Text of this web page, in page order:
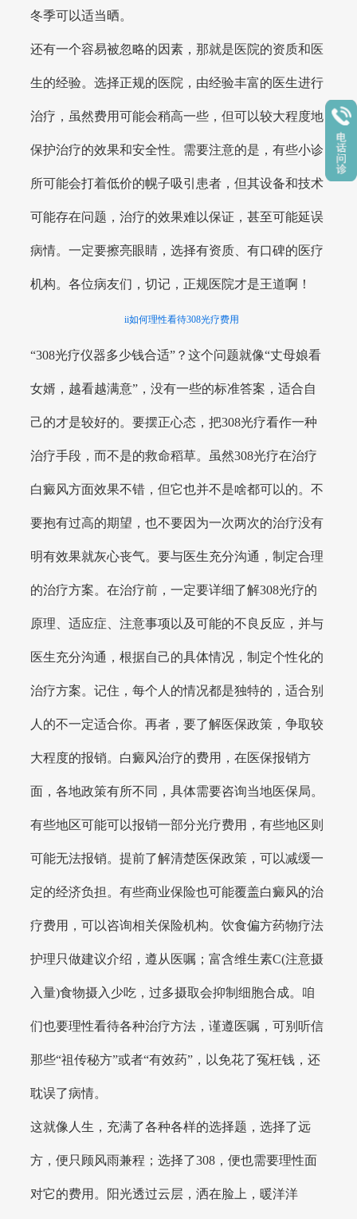
冬季可以适当晒。
还有一个容易被忽略的因素，那就是医院的资质和医
生的经验。选择正规的医院，由经验丰富的医生进行
治疗，虽然费用可能会稍高一些，但可以较大程度地
保护治疗的效果和安全性。需要注意的是，有些小诊
所可能会打着低价的幌子吸引患者，但其设备和技术
可能存在问题，治疗的效果难以保证，甚至可能延误
病情。一定要擦亮眼睛，选择有资质、有口碑的医疗
机构。各位病友们，切记，正规医院才是王道啊！
ii如何理性看待308光疗费用
“308光疗仪器多少钱合适”？这个问题就像“丈母娘看
女婿，越看越满意”，没有一些的标准答案，适合自
己的才是较好的。要摆正心态，把308光疗看作一种
治疗手段，而不是的救命稻草。虽然308光疗在治疗
白癜风方面效果不错，但它也并不是啥都可以的。不
要抱有过高的期望，也不要因为一次两次的治疗没有
明有效果就灰心丧气。要与医生充分沟通，制定合理
的治疗方案。在治疗前，一定要详细了解308光疗的
原理、适应症、注意事项以及可能的不良反应，并与
医生充分沟通，根据自己的具体情况，制定个性化的
治疗方案。记住，每个人的情况都是独特的，适合别
人的不一定适合你。再者，要了解医保政策，争取较
大程度的报销。白癜风治疗的费用，在医保报销方
面，各地政策有所不同，具体需要咨询当地医保局。
有些地区可能可以报销一部分光疗费用，有些地区则
可能无法报销。提前了解清楚医保政策，可以减缓一
定的经济负担。有些商业保险也可能覆盖白癜风的治
疗费用，可以咨询相关保险机构。饮食偏方药物疗法
护理只做建议介绍，遵从医嘱；富含维生素C(注意摄
入量)食物摄入少吃，过多摄取会抑制细胞合成。咱
们也要理性看待各种治疗方法，谨遵医嘱，可别听信
那些“祖传秘方”或者“有效药”，以免花了冤枉钱，还
耽误了病情。
这就像人生，充满了各种各样的选择题，选择了远
方，便只顾风雨兼程；选择了308，便也需要理性面
对它的费用。阳光透过云层，洒在脸上，暖洋洋